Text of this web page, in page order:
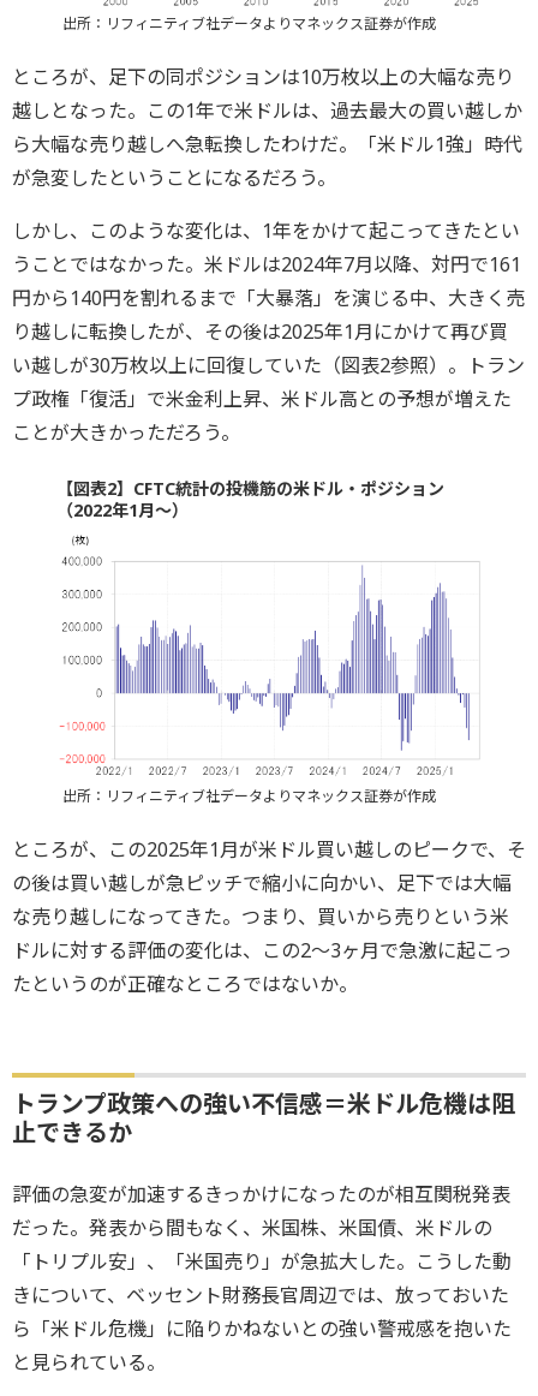
出所：リフィニティブ社データよりマネックス証券が作成
ところが、足下の同ポジションは10万枚以上の大幅な売り
越しとなった。この1年で米ドルは、過去最大の買い越しか
ら大幅な売り越しへ急転換したわけだ。「米ドル1強」時代
が急変したということになるだろう。
しかし、このような変化は、1年をかけて起こってきたとい
うことではなかった。米ドルは2024年7月以降、対円で161
円から140円を割れるまで「大暴落」を演じる中、大きく売
り越しに転換したが、その後は2025年1月にかけて再び買
い越しが30万枚以上に回復していた（図表2参照）。トラン
プ政権「復活」で米金利上昇、米ドル高との予想が増えた
ことが大きかっただろう。
【図表2】CFTC統計の投機筋の米ドル・ポジション
（2022年1月～）
出所：リフィニティブ社データよりマネックス証券が作成
ところが、この2025年1月が米ドル買い越しのピークで、そ
の後は買い越しが急ピッチで縮小に向かい、足下では大幅
な売り越しになってきた。つまり、買いから売りという米
ドルに対する評価の変化は、この2～3ヶ月で急激に起こっ
たというのが正確なところではないか。
トランプ政策への強い不信感＝米ドル危機は阻
止できるか
評価の急変が加速するきっかけになったのが相互関税発表
だった。発表から間もなく、米国株、米国債、米ドルの
「トリプル安」、「米国売り」が急拡大した。こうした動
きについて、ベッセント財務長官周辺では、放っておいた
ら「米ドル危機」に陥りかねないとの強い警戒感を抱いた
と見られている。